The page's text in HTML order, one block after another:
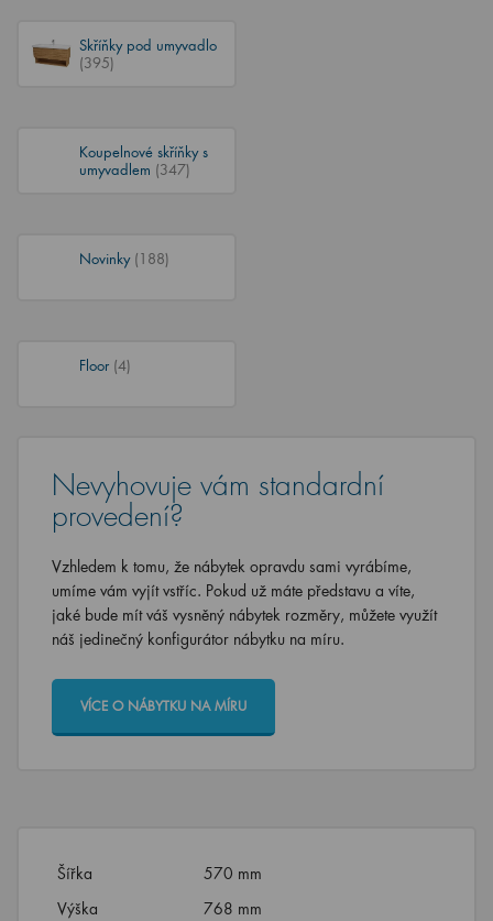
Skříňky pod umyvadlo
(395)
Koupelnové skříňky s
umyvadlem (347)
Novinky (188)
Floor (4)
Nevyhovuje vám standardní
provedení?
Vzhledem k tomu, že nábytek opravdu sami vyrábíme,
umíme vám vyjít vstříc. Pokud už máte představu a víte,
jaké bude mít váš vysněný nábytek rozměry, můžete využít
náš jedinečný konfigurátor nábytku na míru.
VÍCE O NÁBYTKU NA MÍRU
Šířka
570 mm
Výška
768 mm